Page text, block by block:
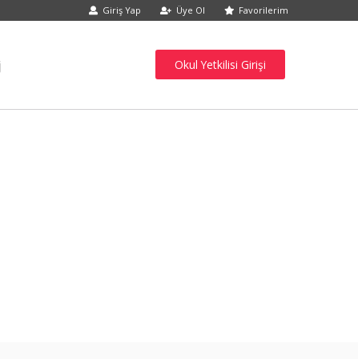
Giriş Yap Üye Ol Favorilerim
Okul Yetkilisi Girişi